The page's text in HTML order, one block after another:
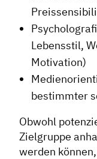
Lebensstil,
Motivation)
bestimmter
Obwohl
Zielgruppe
werden